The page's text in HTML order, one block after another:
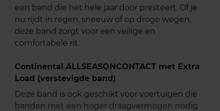
een band die het hele jaar door presteert. Of je
nu rijdt in regen, sneeuw of op droge wegen,
deze band zorgt voor een veilige en
comfortabele rit.
Continental ALLSEASONCONTACT met Extra
Load (verstevigde band)
Deze band is ook geschikt voor voertuigen die
banden met een hoger draagvermogen nodig